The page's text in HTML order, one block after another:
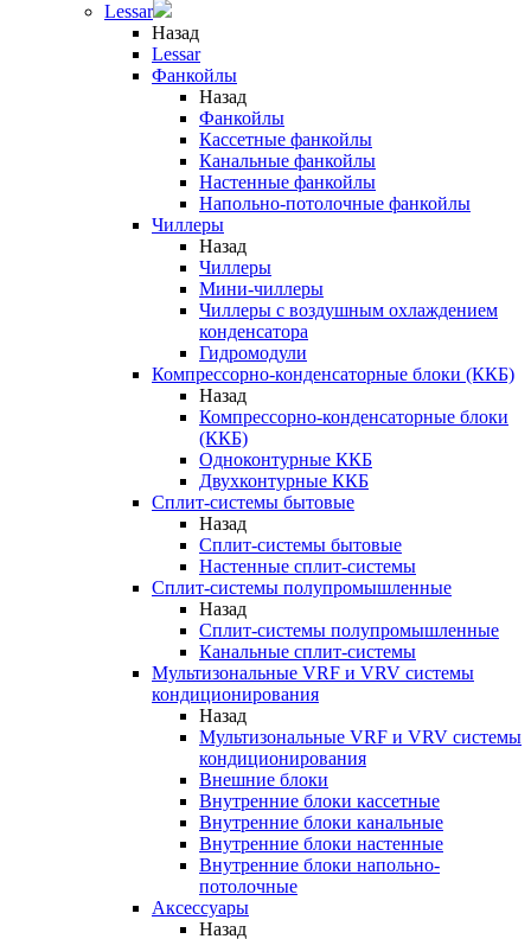
Lessar
Назад
Lessar
Фанкойлы
Назад
Фанкойлы
Кассетные фанкойлы
Канальные фанкойлы
Настенные фанкойлы
Напольно-потолочные фанкойлы
Чиллеры
Назад
Чиллеры
Мини-чиллеры
Чиллеры с воздушным охлаждением
конденсатора
Гидромодули
Компрессорно-конденсаторные блоки (ККБ)
Назад
Компрессорно-конденсаторные блоки
(ККБ)
Одноконтурные ККБ
Двухконтурные ККБ
Сплит-системы бытовые
Назад
Сплит-системы бытовые
Настенные сплит-системы
Сплит-системы полупромышленные
Назад
Сплит-системы полупромышленные
Канальные сплит-системы
Мультизональные VRF и VRV системы
кондиционирования
Назад
Мультизональные VRF и VRV системы
кондиционирования
Внешние блоки
Внутренние блоки кассетные
Внутренние блоки канальные
Внутренние блоки настенные
Внутренние блоки напольно-
потолочные
Аксессуары
Назад